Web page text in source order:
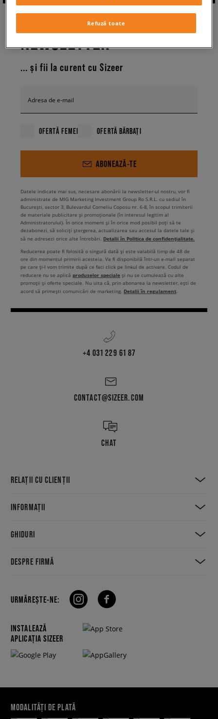
ABONEAZĂ-TE LA
NEWSLETTER
... și fii la curent cu Sizeer
Adresa de e-mail
OFERTĂ FEMEI OFERTĂ BĂRBAȚI
ABONEAZĂ-TE
Datele indicate mai sus, necesare abonării la newsletter-ul nostru, vor fi
administrate de MIG Marketing Investment Group Ro S.R.L. cu sediul în
București, sector 3, Bulevardul Corneliu Coposu nr. 6-8, în scopul trimiterii
de materiale publicitare și promoționale (în interesul legitim al
Administratorului). În orice moment și în orice mod posibil poți să te
dezabonezi, să soliciți ștergerea, actualizarea sau accesul la datele tale și
să ne adresezi orice alte întrebări. Detalii în Politica de confidențialitate.
Reducerea poate fi folosită o singură dată și este valabilă timp de 48 de
ore din momentul primirii acesteia. Va fi disponibilă într-un e-mail separat
pe care ți-l vom trimite după ce faci click pe linkul de activare. Codul de
reducere nu se aplică produselor speciale și nu se cumulează cu alte
promoții și oferte speciale. Nu uita că, prin abonarea la newsletter, ești de
acord să primești comunicări de marketing. Detalii în regulament.
+4 031 229 61 87
CONTACT@SIZEER.COM
CHAT
RELAȚII CU CLIENȚII
INFORMAȚII
GHIDURI
DESPRE FIRMĂ
URMĂREȘTE-NE:
INSTALEAZĂ
APLICAȚIA SIZEER
MODALITĂȚI DE PLATĂ
Refuză toate